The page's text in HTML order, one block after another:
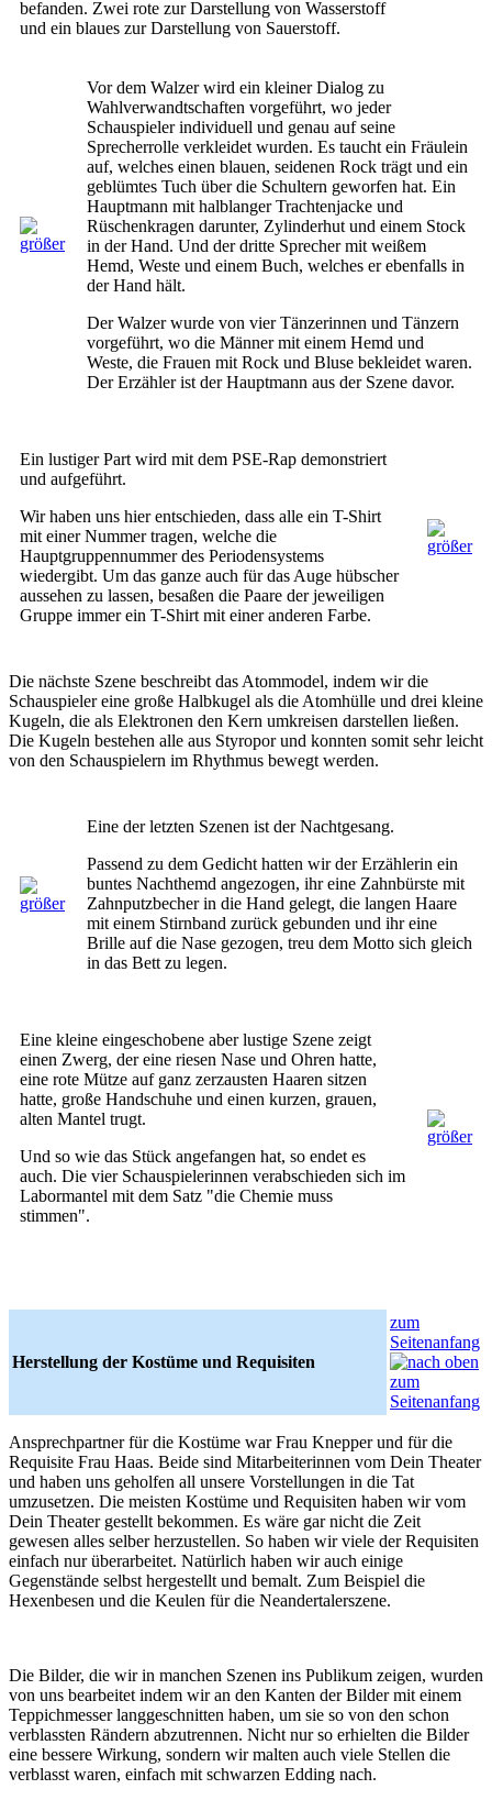
befanden. Zwei rote zur Darstellung von Wasserstoff
und ein blaues zur Darstellung von Sauerstoff.
Vor dem Walzer wird ein kleiner Dialog zu
Wahlverwandtschaften vorgeführt, wo jeder
Schauspieler individuell und genau auf seine
Sprecherrolle verkleidet wurden. Es taucht ein Fräulein
auf, welches einen blauen, seidenen Rock trägt und ein
geblümtes Tuch über die Schultern geworfen hat. Ein
Hauptmann mit halblanger Trachtenjacke und
Rüschenkragen darunter, Zylinderhut und einem Stock
in der Hand. Und der dritte Sprecher mit weißem
Hemd, Weste und einem Buch, welches er ebenfalls in
der Hand hält.
Der Walzer wurde von vier Tänzerinnen und Tänzern
vorgeführt, wo die Männer mit einem Hemd und
Weste, die Frauen mit Rock und Bluse bekleidet waren.
Der Erzähler ist der Hauptmann aus der Szene davor.
Ein lustiger Part wird mit dem PSE-Rap demonstriert
und aufgeführt.
Wir haben uns hier entschieden, dass alle ein T-Shirt
mit einer Nummer tragen, welche die
Hauptgruppennummer des Periodensystems
wiedergibt. Um das ganze auch für das Auge hübscher
aussehen zu lassen, besaßen die Paare der jeweiligen
Gruppe immer ein T-Shirt mit einer anderen Farbe.
Die nächste Szene beschreibt das Atommodel, indem wir die
Schauspieler eine große Halbkugel als die Atomhülle und drei kleine
Kugeln, die als Elektronen den Kern umkreisen darstellen ließen.
Die Kugeln bestehen alle aus Styropor und konnten somit sehr leicht
von den Schauspielern im Rhythmus bewegt werden.
Eine der letzten Szenen ist der Nachtgesang.
Passend zu dem Gedicht hatten wir der Erzählerin ein
buntes Nachthemd angezogen, ihr eine Zahnbürste mit
Zahnputzbecher in die Hand gelegt, die langen Haare
mit einem Stirnband zurück gebunden und ihr eine
Brille auf die Nase gezogen, treu dem Motto sich gleich
in das Bett zu legen.
Eine kleine eingeschobene aber lustige Szene zeigt
einen Zwerg, der eine riesen Nase und Ohren hatte,
eine rote Mütze auf ganz zerzausten Haaren sitzen
hatte, große Handschuhe und einen kurzen, grauen,
alten Mantel trugt.
Und so wie das Stück angefangen hat, so endet es
auch. Die vier Schauspielerinnen verabschieden sich im
Labormantel mit dem Satz "die Chemie muss
stimmen".
Herstellung der Kostüme und Requisiten
zum
Seitenanfang
Ansprechpartner für die Kostüme war Frau Knepper und für die
Requisite Frau Haas. Beide sind Mitarbeiterinnen vom Dein Theater
und haben uns geholfen all unsere Vorstellungen in die Tat
umzusetzen. Die meisten Kostüme und Requisiten haben wir vom
Dein Theater gestellt bekommen. Es wäre gar nicht die Zeit
gewesen alles selber herzustellen. So haben wir viele der Requisiten
einfach nur überarbeitet. Natürlich haben wir auch einige
Gegenstände selbst hergestellt und bemalt. Zum Beispiel die
Hexenbesen und die Keulen für die Neandertalerszene.
Die Bilder, die wir in manchen Szenen ins Publikum zeigen, wurden
von uns bearbeitet indem wir an den Kanten der Bilder mit einem
Teppichmesser langgeschnitten haben, um sie so von den schon
verblassten Rändern abzutrennen. Nicht nur so erhielten die Bilder
eine bessere Wirkung, sondern wir malten auch viele Stellen die
verblasst waren, einfach mit schwarzen Edding nach.